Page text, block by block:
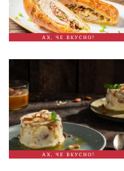
АХ, ЧЕ ВКУСНО!
АХ, ЧЕ ВКУСНО!